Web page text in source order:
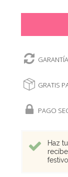
GRATIS
PAGO
Haz